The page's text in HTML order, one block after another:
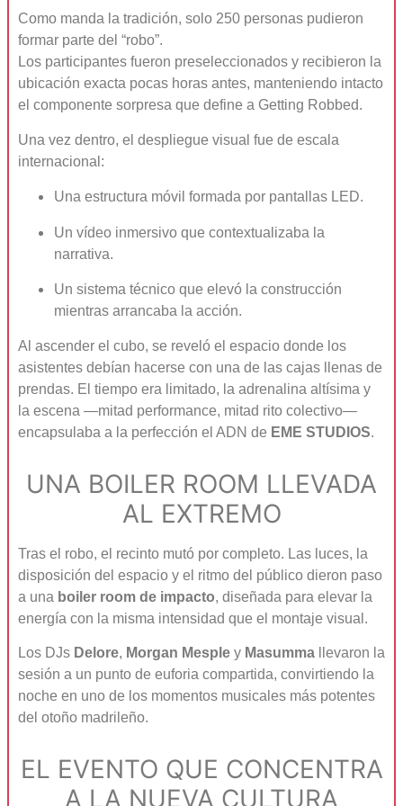
Como manda la tradición, solo 250 personas pudieron
formar parte del “robo”.
Los participantes fueron preseleccionados y recibieron la
ubicación exacta pocas horas antes, manteniendo intacto
el componente sorpresa que define a Getting Robbed.
Una vez dentro, el despliegue visual fue de escala
internacional:
Una estructura móvil formada por pantallas LED.
Un vídeo inmersivo que contextualizaba la
narrativa.
Un sistema técnico que elevó la construcción
mientras arrancaba la acción.
Al ascender el cubo, se reveló el espacio donde los
asistentes debían hacerse con una de las cajas llenas de
prendas. El tiempo era limitado, la adrenalina altísima y
la escena —mitad performance, mitad rito colectivo—
encapsulaba a la perfección el ADN de EME STUDIOS.
UNA BOILER ROOM LLEVADA
AL EXTREMO
Tras el robo, el recinto mutó por completo. Las luces, la
disposición del espacio y el ritmo del público dieron paso
a una boiler room de impacto, diseñada para elevar la
energía con la misma intensidad que el montaje visual.
Los DJs Delore, Morgan Mesple y Masumma llevaron la
sesión a un punto de euforia compartida, convirtiendo la
noche en uno de los momentos musicales más potentes
del otoño madrileño.
EL EVENTO QUE CONCENTRA
A LA NUEVA CULTURA